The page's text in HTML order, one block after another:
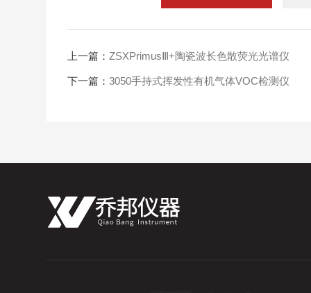
上一篇：ZSXPrimusⅢ+陶瓷波长色散荧光光谱仪
下一篇：3050手持式挥发性有机气体VOC检测仪